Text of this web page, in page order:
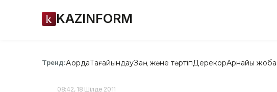
KAZINFORM
Тренд:АқордаТағайындауЗаң және тәртіпДерекқорАрнайы жоба
08:42, 18 Шілде 2011